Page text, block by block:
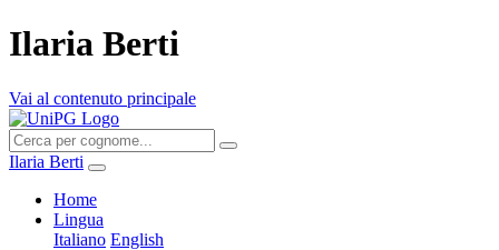
Ilaria Berti
Vai al contenuto principale
Ilaria Berti
Home
Lingua
Italiano English